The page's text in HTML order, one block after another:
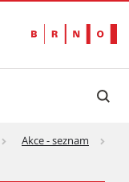
Akce - seznam